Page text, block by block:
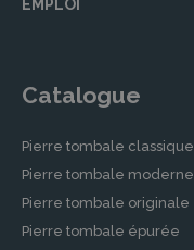
EMPLOI
Catalogue
Pierre tombale classique
Pierre tombale moderne
Pierre tombale originale
Pierre tombale épurée